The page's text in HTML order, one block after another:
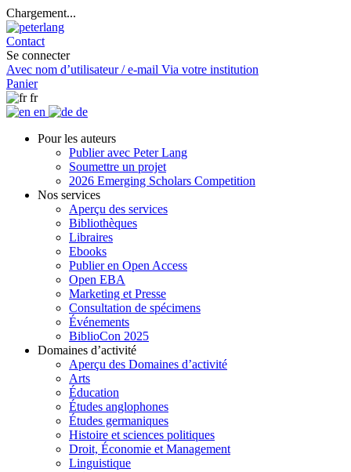
Chargement...
Contact
Se connecter
Avec nom d’utilisateur / e-mail Via votre institution
Panier
fr
en
de
Pour les auteurs
Publier avec Peter Lang
Soumettre un projet
2026 Emerging Scholars Competition
Nos services
Aperçu des services
Bibliothèques
Libraires
Ebooks
Publier en Open Access
Open EBA
Marketing et Presse
Consultation de spécimens
Événements
BiblioCon 2025
Domaines d’activité
Aperçu des Domaines d’activité
Arts
Éducation
Études anglophones
Études germaniques
Histoire et sciences politiques
Droit, Économie et Management
Linguistique